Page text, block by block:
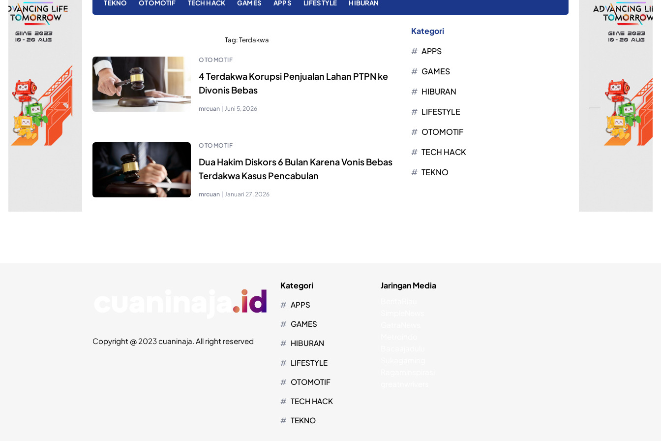
TEKNO OTOMOTIF TECH HACK GAMES APPS LIFESTYLE HIBURAN
Tag:Terdakwa
OTOMOTIF
4 Terdakwa Korupsi Penjualan Lahan PTPN ke
Divonis Bebas
mrcuan | Juni 5, 2026
OTOMOTIF
Dua Hakim Diskors 6 Bulan Karena Vonis Bebas
Terdakwa Kasus Pencabulan
mrcuan | Januari 27, 2026
Kategori
APPS
GAMES
HIBURAN
LIFESTYLE
OTOMOTIF
TECH HACK
TEKNO
Copyright @ 2023 cuaninaja. All right reserved
Kategori
APPS
GAMES
HIBURAN
LIFESTYLE
OTOMOTIF
TECH HACK
TEKNO
Jaringan Media